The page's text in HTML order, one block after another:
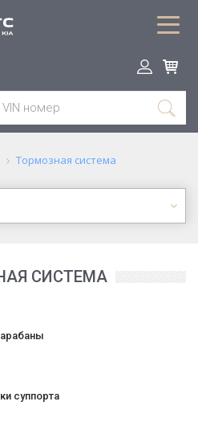
Тормозная система
СИСТЕМА
суппорта